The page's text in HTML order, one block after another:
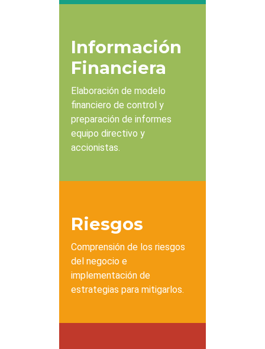
Información
Financiera
Elaboración de modelo
financiero de control y
preparación de informes
equipo directivo y
accionistas.
Riesgos
Comprensión de los riesgos
del negocio e
implementación de
estrategias para mitigarlos.